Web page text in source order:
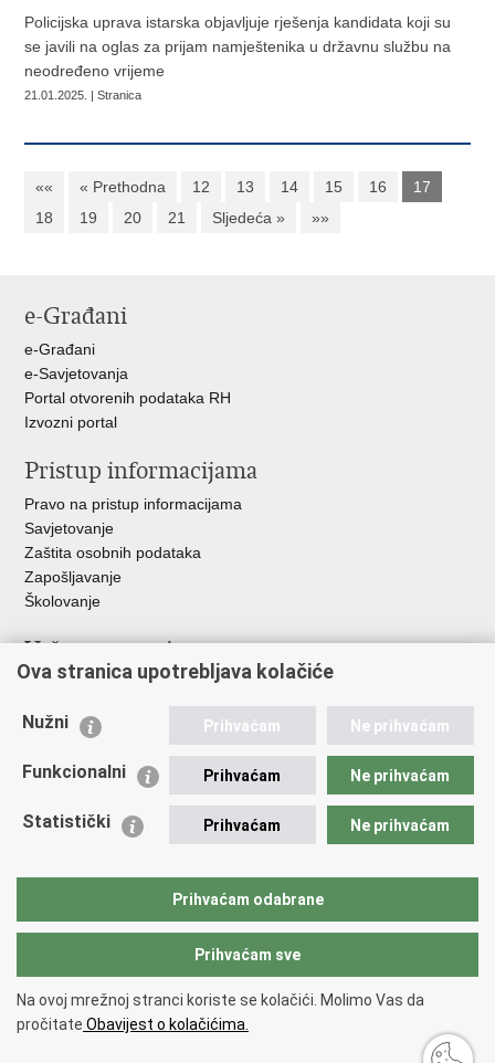
Policijska uprava istarska objavljuje rješenja kandidata koji su
se javili na oglas za prijam namještenika u državnu službu na
neodređeno vrijeme
21.01.2025. | Stranica
«« « Prethodna 12 13 14 15 16
17
18
19 20 21 Sljedeća » »»
e-Građani
e-Građani
e-Savjetovanja
Portal otvorenih podataka RH
Izvozni portal
Pristup informacijama
Pravo na pristup informacijama
Savjetovanje
Zaštita osobnih podataka
Zapošljavanje
Školovanje
Važne poveznice
Ministarstvo unutarnjih poslova
Udruge
Policijska akademija
Zaklada policijske solidarnosti
Vučetić"
Copyright © 2026 Policijska uprava istarska.
pristupačnosti.
Ova stranica upotrebljava kolačiće
Nužni Prihvaćam Ne prihvaćam
Funkcionalni Prihvaćam Ne prihvaćam
Statistički Prihvaćam Ne prihvaćam
Prihvaćam odabrane
Prihvaćam sve
Na ovoj mrežnoj stranci koriste se kolačići. Molimo Vas da
pročitate Obavijest o kolačićima.